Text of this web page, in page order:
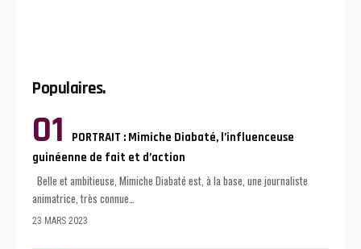
Populaires.
PORTRAIT : Mimiche Diabaté, l’influenceuse
guinéenne de fait et d’action
Belle et ambitieuse, Mimiche Diabaté est, à la base, une journaliste
animatrice, très connue
23 MARS 2023